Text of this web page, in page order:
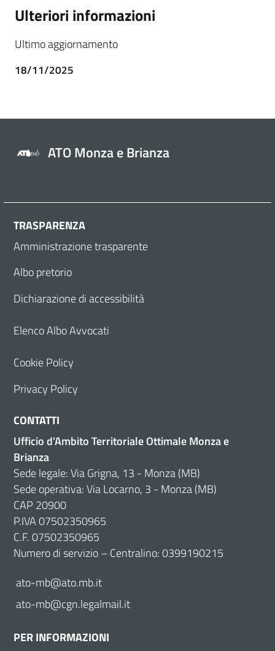
Ulteriori informazioni
Ultimo aggiornamento
18/11/2025
ATO Monza e Brianza
TRASPARENZA
Amministrazione trasparente
Albo pretorio
Dichiarazione di accessibilità
Elenco Albo Avvocati
Cookie Policy
Privacy Policy
CONTATTI
Ufficio d’Ambito Territoriale Ottimale Monza e
Brianza
Sede legale: Via Grigna, 13 - Monza (MB)
Sede operativa: Via Locarno, 3 - Monza (MB)
CAP 20900
P.IVA 07502350965
C.F. 07502350965
Numero di servizio – Centralino: 0399190215
ato-mb@ato.mb.it
ato-mb@cgn.legalmail.it
PER INFORMAZIONI